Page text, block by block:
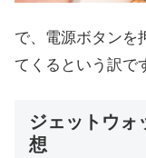
で、電源ボタンを
てくるという訳で
ジェットウ
想